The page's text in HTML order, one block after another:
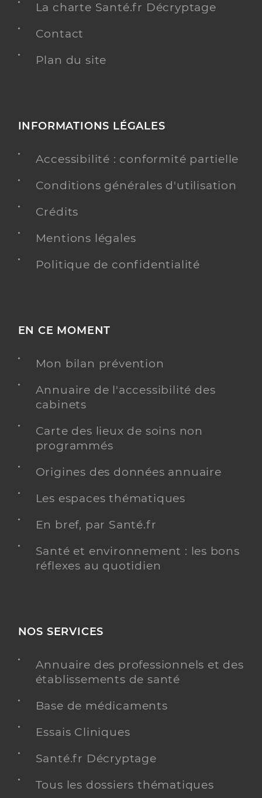
La charte Santé.fr Décryptage
Contact
Plan du site
INFORMATIONS LÉGALES
Accessibilité : conformité partielle
Conditions générales d'utilisation
Crédits
Mentions légales
Politique de confidentialité
EN CE MOMENT
Mon bilan prévention
Annuaire de l'accessibilité des
cabinets
Carte des lieux de soins non
programmés
Origines des données annuaire
Les espaces thématiques
En bref, par Santé.fr
Santé et environnement : les bons
réflexes au quotidien
NOS SERVICES
Annuaire des professionnels et des
établissements de santé
Base de médicaments
Essais Cliniques
Santé.fr Décryptage
Tous les dossiers thématiques